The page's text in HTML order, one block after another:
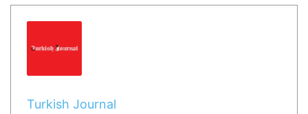
Turkish Journal